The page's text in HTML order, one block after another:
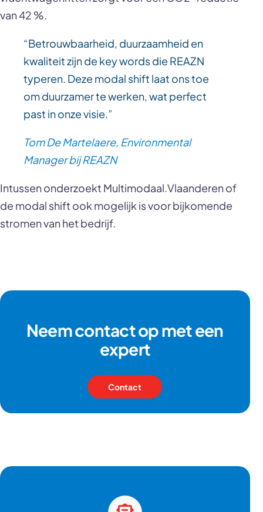
van 42 %.
“Betrouwbaarheid, duurzaamheid en
kwaliteit zijn de key words die REAZN
typeren. Deze modal shift laat ons toe
om duurzamer te werken, wat perfect
past in onze visie.”
Tom De Martelaere, Environmental
Manager bij REAZN
Intussen onderzoekt Multimodaal.Vlaanderen of
de modal shift ook mogelijk is voor bijkomende
stromen van het bedrijf.
Neem contact op met een
expert
Contact